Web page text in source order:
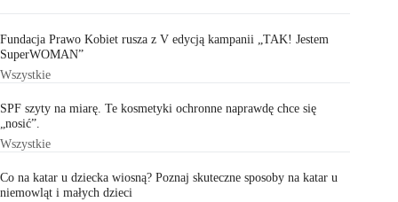
Fundacja Prawo Kobiet rusza z V edycją kampanii „TAK! Jestem
SuperWOMAN”
Wszystkie
SPF szyty na miarę. Te kosmetyki ochronne naprawdę chce się
„nosić”.
Wszystkie
Co na katar u dziecka wiosną? Poznaj skuteczne sposoby na katar u
niemowląt i małych dzieci